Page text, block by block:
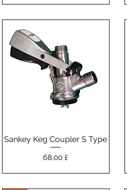
Vista rapida
Sankey Keg Coupler S Type
Prezzo
68,00 £